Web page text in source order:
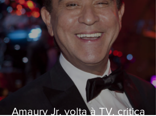
Amaury Jr. volta à TV, critica